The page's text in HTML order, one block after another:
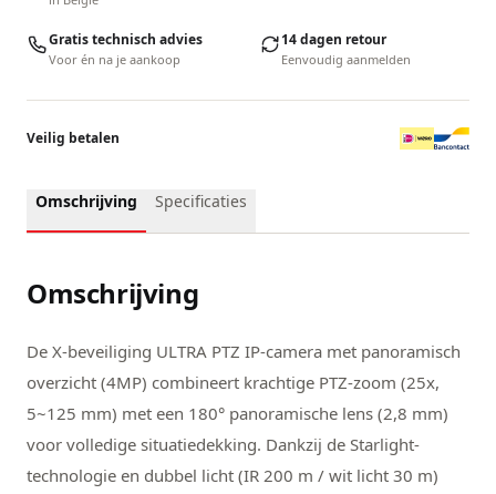
Gratis technisch advies
Voor én na je aankoop
14 dagen retour
Eenvoudig aanmelden
Veilig betalen
Omschrijving Specificaties
Omschrijving
De X-beveiliging ULTRA PTZ IP-camera met panoramisch
overzicht (4MP) combineert krachtige PTZ-zoom (25x,
5~125 mm) met een 180° panoramische lens (2,8 mm)
voor volledige situatiedekking. Dankzij de Starlight-
technologie en dubbel licht (IR 200 m / wit licht 30 m)